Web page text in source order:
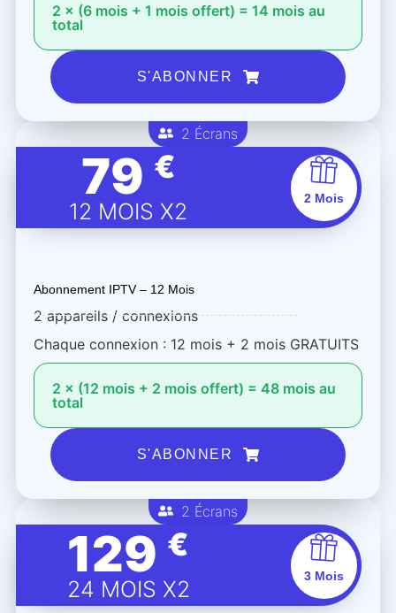
2 × (6 mois + 1 mois offert) = 14 mois au
total
S'ABONNER
2 Écrans
79 €
12 MOIS X2 2 Mois
Abonnement IPTV – 12 Mois
2 appareils / connexions
Chaque connexion : 12 mois + 2 mois GRATUITS
2 × (12 mois + 2 mois offert) = 48 mois au
total
S'ABONNER
2 Écrans
129 €
24 MOIS X2 3 Mois